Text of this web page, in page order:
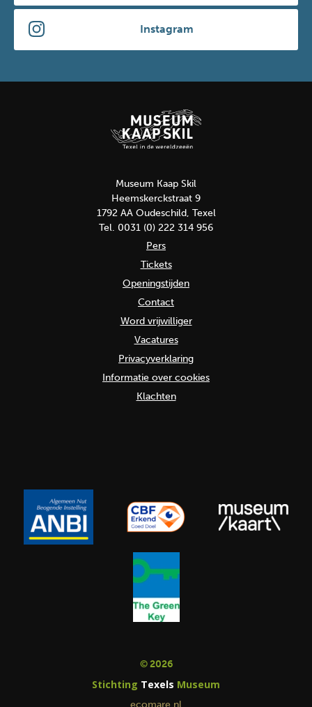
Instagram
Museum Kaap Skil
Heemskerckstraat 9
1792 AA Oudeschild, Texel
Tel. 0031 (0) 222 314 956
Pers
Tickets
Openingstijden
Contact
Word vrijwilliger
Vacatures
Privacyverklaring
Informatie over cookies
Klachten
© 2026
Stichting Texels Museum
ecomare.nl